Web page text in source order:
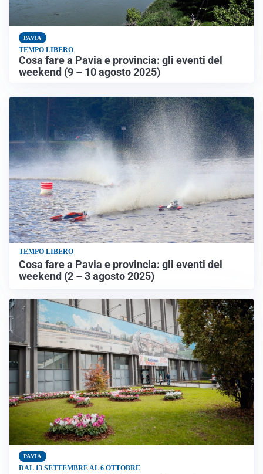
PAVIA
TEMPO LIBERO
Cosa fare a Pavia e provincia: gli eventi del
weekend (9 – 10 agosto 2025)
TEMPO LIBERO
Cosa fare a Pavia e provincia: gli eventi del
weekend (2 – 3 agosto 2025)
PAVIA
DAL 13 SETTEMBRE AL 6 OTTOBRE